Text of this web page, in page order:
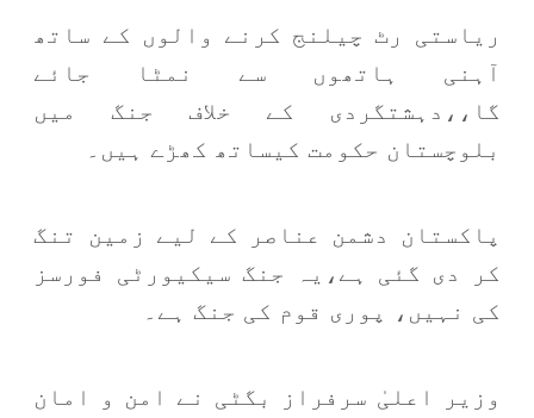
ریاستی رٹ چیلنج کرنے والوں کے ساتھ
آہنی ہاتھوں سے نمٹا جائے
گا،،دہشتگردی کے خلاف جنگ میں
بلوچستان حکومت کیساتھ کھڑے ہیں۔
پاکستان دشمن عناصر کے لیے زمین تنگ
کر دی گئی ہے،یہ جنگ سیکیورٹی فورسز
کی نہیں، پوری قوم کی جنگ ہے۔
وزیر اعلیٰ سرفراز بگٹی نے امن و امان